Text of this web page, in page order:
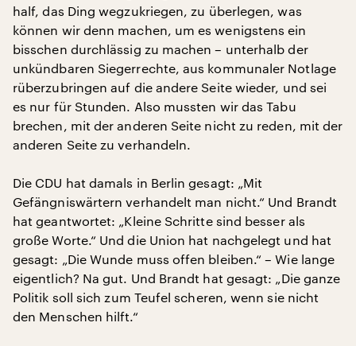
half, das Ding wegzukriegen, zu überlegen, was
können wir denn machen, um es wenigstens ein
bisschen durchlässig zu machen – unterhalb der
unkündbaren Siegerrechte, aus kommunaler Notlage
rüberzubringen auf die andere Seite wieder, und sei
es nur für Stunden. Also mussten wir das Tabu
brechen, mit der anderen Seite nicht zu reden, mit der
anderen Seite zu verhandeln.
Die CDU hat damals in Berlin gesagt: „Mit
Gefängniswärtern verhandelt man nicht.“ Und Brandt
hat geantwortet: „Kleine Schritte sind besser als
große Worte.“ Und die Union hat nachgelegt und hat
gesagt: „Die Wunde muss offen bleiben.“ – Wie lange
eigentlich? Na gut. Und Brandt hat gesagt: „Die ganze
Politik soll sich zum Teufel scheren, wenn sie nicht
den Menschen hilft.“